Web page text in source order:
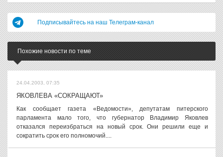
Подписывайтесь на наш Телеграм-канал
Похожие новости по теме
24.04.2003, 07:35
ЯКОВЛЕВА «СОКРАЩАЮТ»
Как сообщает газета «Ведомости», депутатам питерского
парламента мало того, что губернатор Владимир Яковлев
отказался переизбраться на новый срок. Они решили еще и
сократить срок его полномочий....